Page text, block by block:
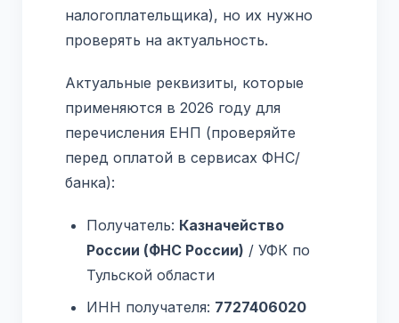
налогоплательщика), но их нужно
проверять на актуальность.
Актуальные реквизиты, которые
применяются в 2026 году для
перечисления ЕНП (проверяйте
перед оплатой в сервисах ФНС/
банка):
Получатель: Казначейство
России (ФНС России) / УФК по
Тульской области
ИНН получателя: 7727406020